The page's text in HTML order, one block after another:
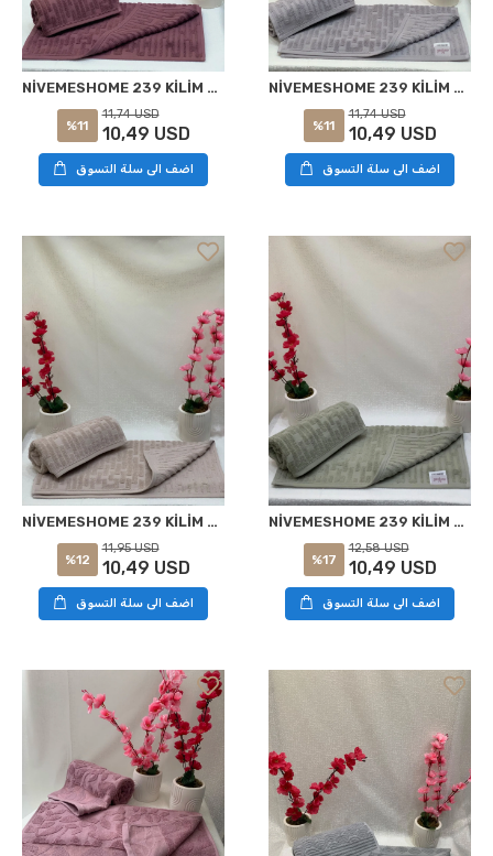
NİVEMESHOME 239 KİLİM MOR HAVLU NURPAK
%11
11,74 USD
10,49 USD
اضف الى سلة التسوق
NİVEMESHOME 239 KİLİM AÇIK GRİ HAVLU NURPAK
%11
11,74 USD
10,49 USD
اضف الى سلة التسوق
NİVEMESHOME 239 KİLİM BEJ HAVLU NURPAK
%12
11,95 USD
10,49 USD
اضف الى سلة التسوق
NİVEMESHOME 239 KİLİM YEŞİL HAVLU NURPAK
%17
12,58 USD
10,49 USD
اضف الى سلة التسوق